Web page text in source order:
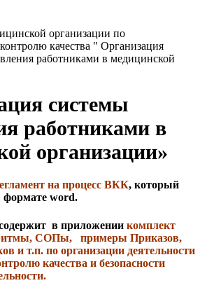
организации по
качества " Организация
работниками в медицинской
системы
работниками в
организации»
на процесс ВКК, который
word.
в приложении комплект
СОПы, примеры Приказов,
и т.п. по организации деятельности
качества и безопасности